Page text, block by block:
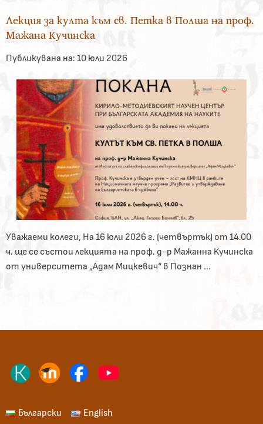
Лекция за култа към св. Петка в Полша на проф.
Мажана Кучинска
Публикувана на: 10 юли 2026
Уважаеми колеги, На 16 юли 2026 г. (четвъртък) от 14.00
ч. ще се състои лекцията на проф. д-р Мажанна Кучинска
от университета „Адам Мицкевич“ в Познан ...
Български English